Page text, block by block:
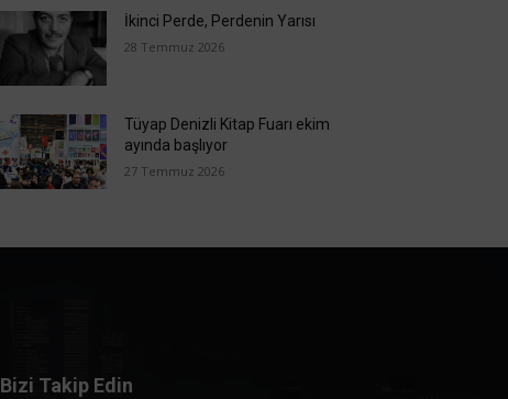
İkinci Perde, Perdenin Yarısı
28 Temmuz 2026
Tüyap Denizli Kitap Fuarı ekim
ayında başlıyor
27 Temmuz 2026
Bizi Takip Edin